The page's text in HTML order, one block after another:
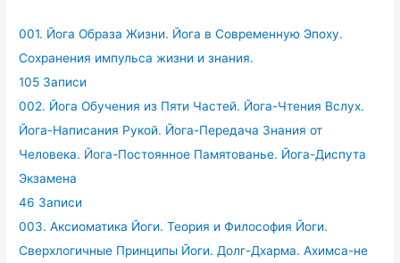
001. Йога Образа Жизни. Йога в Современную Эпоху.
Сохранения импульса жизни и знания.
105 Записи
002. Йога Обучения из Пяти Частей. Йога-Чтения Вслух.
Йога-Написания Рукой. Йога-Передача Знания от
Человека. Йога-Постоянное Памятованье. Йога-Диспута
Экзамена
46 Записи
003. Аксиоматика Йоги. Теория и Философия Йоги.
Сверхлогичные Принципы Йоги. Долг-Дхарма. Ахимса-не